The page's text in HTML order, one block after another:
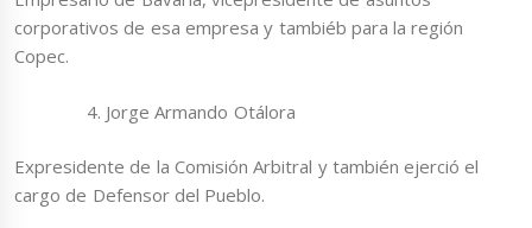
corporativos de esa empresa y tambiéb para la región
Copec.
Jorge Armando Otálora
Expresidente de la Comisión Arbitral y también ejerció el
cargo de Defensor del Pueblo.